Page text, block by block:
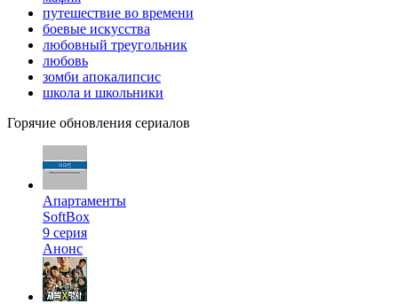
путешествие во времени
боевые искусства
любовный треугольник
любовь
зомби апокалипсис
школа и школьники
Горячие обновления сериалов
Апартаменты
SoftBox
9 серия
Анонс